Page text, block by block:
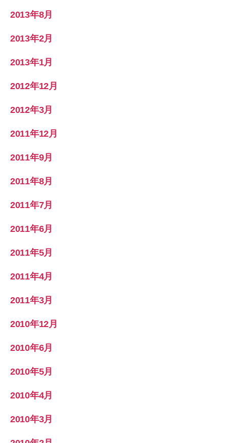
2013年8月
2013年2月
2013年1月
2012年12月
2012年3月
2011年12月
2011年9月
2011年8月
2011年7月
2011年6月
2011年5月
2011年4月
2011年3月
2010年12月
2010年6月
2010年5月
2010年4月
2010年3月